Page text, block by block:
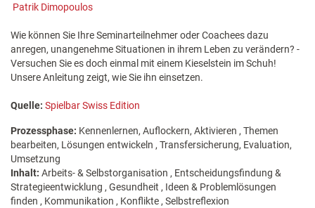
Patrik Dimopoulos
Wie können Sie Ihre Seminarteilnehmer oder Coachees dazu
anregen, unangenehme Situationen in ihrem Leben zu verändern? -
Versuchen Sie es doch einmal mit einem Kieselstein im Schuh!
Unsere Anleitung zeigt, wie Sie ihn einsetzen.
Quelle: Spielbar Swiss Edition
Prozessphase: Kennenlernen, Auflockern, Aktivieren , Themen
bearbeiten, Lösungen entwickeln , Transfersicherung, Evaluation,
Umsetzung
Inhalt: Arbeits- & Selbstorganisation , Entscheidungsfindung &
Strategieentwicklung , Gesundheit , Ideen & Problemlösungen
finden , Kommunikation , Konflikte , Selbstreflexion